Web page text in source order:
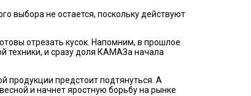
выбора не остается, поскольку действуют
отрезать кусок. Напомним, в прошлое
техники, и сразу доля КАМАЗа начала
продукции предстоит подтянуться. А
и начнет яростную борьбу на рынке